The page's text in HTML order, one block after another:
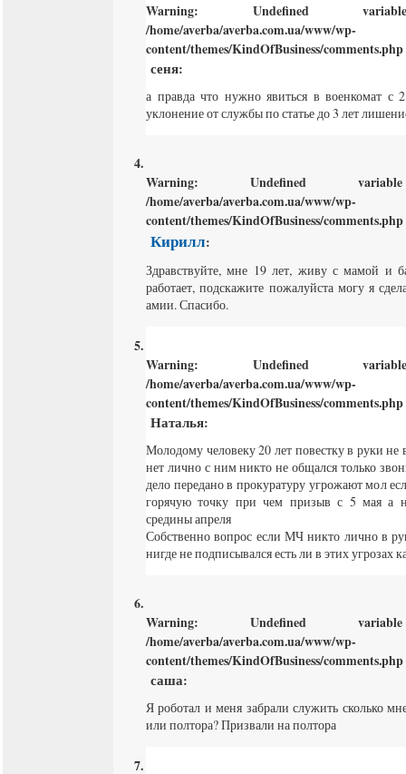
Warning: Undefined
/home/averba/averba.com.ua/www/wp-
content/themes/KindOfBusiness/comments.php
сеня:
а правда что нужно явиться в военкомат с
уклонение от службы по статье до 3 лет
Warning: Undefined
/home/averba/averba.com.ua/www/wp-
content/themes/KindOfBusiness/comments.php
Кирилл:
Здравствуйте, мне 19 лет, живу с мамой и
работает, подскажите пожалуйста могу я
амии. Спасибо.
Warning: Undefined
/home/averba/averba.com.ua/www/wp-
content/themes/KindOfBusiness/comments.php
Наталья:
Молодому человеку 20 лет повестку в руки не
нет лично с ним никто не общался только
дело передано в прокуратуру угрожают мол
горячую точку при чем призыв с 5 мая а
средины апреля
Собственно вопрос если МЧ никто лично в
нигде не подписывался есть ли в этих угрозах
Warning: Undefined
/home/averba/averba.com.ua/www/wp-
content/themes/KindOfBusiness/comments.php
саша:
Я роботал и меня забрали служить сколько
или полтора? Призвали на полтора